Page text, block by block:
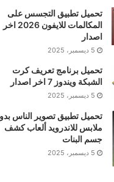
تحميل تطبيق التجسس على
المكالمات للايفون 2026 اخر
اصدار
5 ديسمبر، 2025
تحميل برنامج تعريف كرت
الشبكة ويندوز 7 اخر اصدار
5 ديسمبر، 2025
تحميل تطبيق تصوير الناس
ملابس للاندرويد ألعاب كشف
جسم البنات
5 ديسمبر، 2025